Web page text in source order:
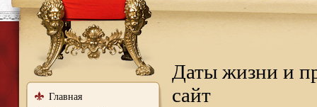
Главная
Даты жизни и
сайт